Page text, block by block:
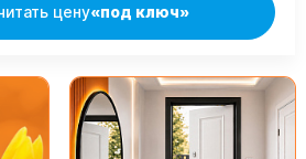
цену«под ключ»